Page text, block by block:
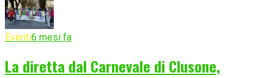
Eventi6 mesi fa
La diretta dal Carnevale di Clusone,